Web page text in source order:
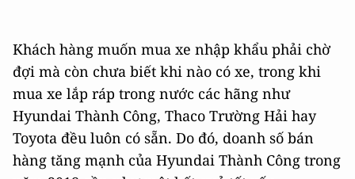
Khách hàng muốn mua xe nhập khẩu phải chờ
đợi mà còn chưa biết khi nào có xe, trong khi
mua xe lắp ráp trong nước các hãng như
Hyundai Thành Công, Thaco Trường Hải hay
Toyota đều luôn có sẵn. Do đó, doanh số bán
hàng tăng mạnh của Hyundai Thành Công trong